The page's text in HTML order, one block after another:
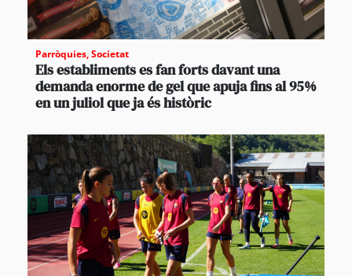
Parròquies,Societat
Els establiments es fan forts davant una
demanda enorme de gel que apuja fins al 95%
en un juliol que ja és històric